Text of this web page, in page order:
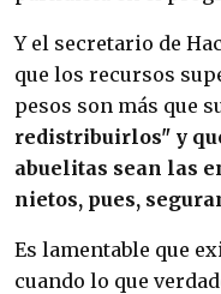
Y el secretario de
que los recursos
pesos son más que
redistribuirlos" y
abuelitas sean las
nietos, pues,
Es lamentable que
cuando lo que